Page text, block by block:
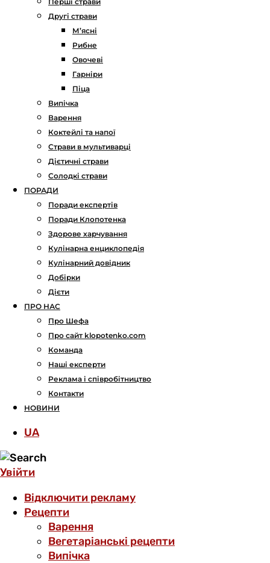
Другі страви
М’ясні
Рибне
Овочеві
Гарніри
Піца
Випічка
Варення
Коктейлі та напої
Страви в мультиварці
Дієтичні страви
Солодкі страви
ПОРАДИ
Поради експертів
Поради Клопотенка
Здорове харчування
Кулінарна енциклопедія
Кулінарний довідник
Добірки
Дієти
ПРО НАС
Про Шефа
Про сайт klopotenko.com
Команда
Наші експерти
Реклама і співробітництво
Контакти
НОВИНИ
UA
Увійти
Відключити рекламу
Рецепти
Варення
Вегетаріанські рецепти
Випічка